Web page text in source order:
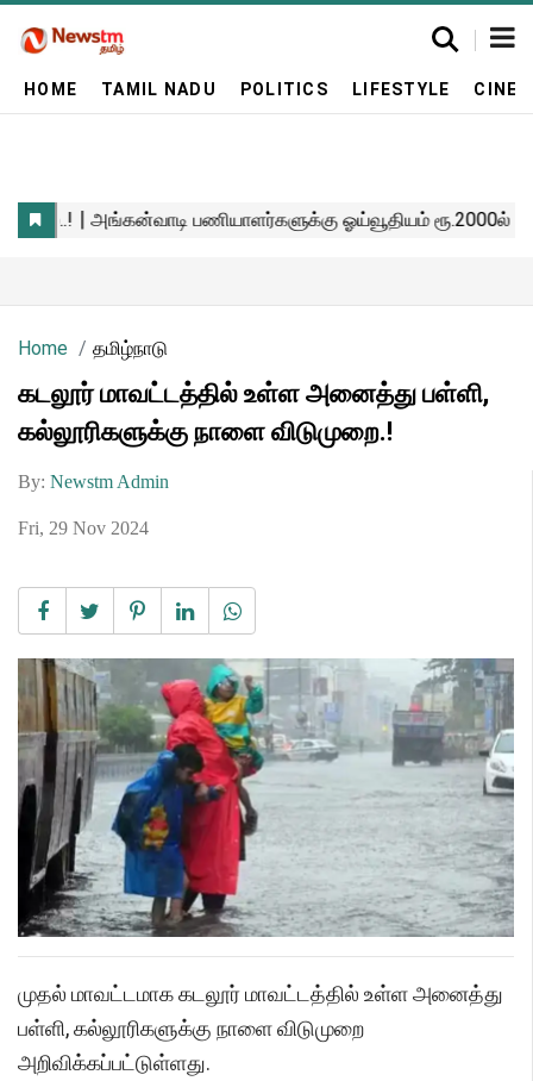
HOME TAMIL NADU POLITICS LIFESTYLE
Home தமிழ்நாடு
கடலூர் மாவட்டத்தில் உள்ள அனைத்து பள்ளி,
கல்லூரிகளுக்கு நாளை விடுமுறை.!
By: Newstm Admin
Fri, 29 Nov 2024
முதல் மாவட்டமாக கடலூர் மாவட்டத்தில் உள்ள அனைத்து
பள்ளி, கல்லூரிகளுக்கு நாளை விடுமுறை
அறிவிக்கப்பட்டுள்ளது.